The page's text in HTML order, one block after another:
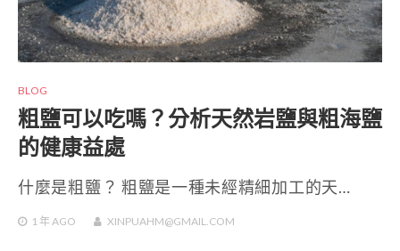
BLOG
粗鹽可以吃嗎？分析天然岩鹽與粗海鹽
的健康益處
什麼是粗鹽？ 粗鹽是一種未經精細加工的天…
1 年 AGO XINPUAHM@GMAIL.COM